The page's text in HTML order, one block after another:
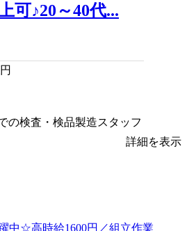
可♪20～40代...
円
の検査・検品製造スタッフ
詳細を表示